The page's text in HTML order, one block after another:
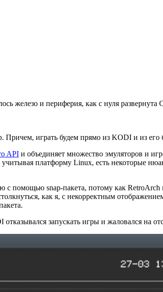
железо и периферия, как с нуля
играть будем прямо из KODI и из
API и объединяет множество эмуляторов и
платформу Linux, есть некоторые
помощью snap-пакета, потому как
как я, с некорректным
запускать игры и жаловался на